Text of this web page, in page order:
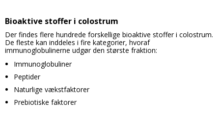
Bioaktive stoffer i colostrum
Der findes flere hundrede forskellige bioaktive stoffer i colostrum.
De fleste kan inddeles i fire kategorier, hvoraf
immunoglobulinerne udgør den største fraktion:
Immunoglobuliner
Peptider
Naturlige vækstfaktorer
Prebiotiske faktorer